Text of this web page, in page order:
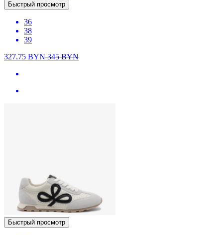
Быстрый просмотр
36
38
39
327.75 BYN345BYN
Быстрый просмотр